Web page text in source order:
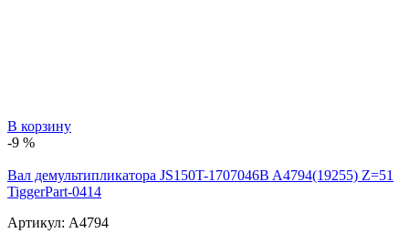
В корзину
-9 %
Вал демультипликатора JS150T-1707046B A4794(19255) Z=51
TiggerPart-0414
Артикул: A4794